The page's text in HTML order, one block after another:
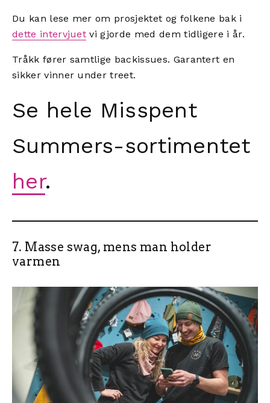
Du kan lese mer om prosjektet og folkene bak i
dette intervjuet vi gjorde med dem tidligere i år.
Tråkk fører samtlige backissues. Garantert en
sikker vinner under treet.
Se hele Misspent
Summers-sortimentet
her.
7. Masse swag, mens man holder
varmen